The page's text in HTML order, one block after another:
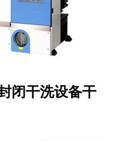
闭干洗设备干